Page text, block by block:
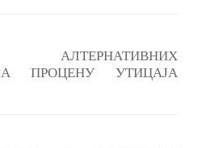
АЛТЕРНАТИВНИХ
ПРОЦЕНУ УТИЦАЈА